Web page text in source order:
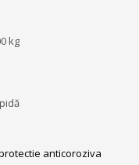
kg
anticoroziva